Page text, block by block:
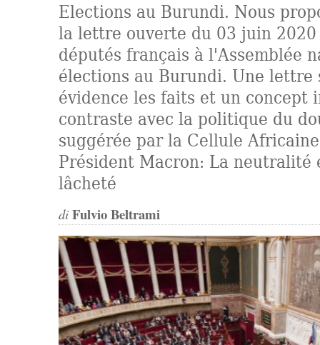
Elections au Burundi. Nous
la lettre ouverte du 03 juin
députés français à l'Assemblée
élections au Burundi. Une lettre
évidence les faits et un concept
contraste avec la politique du
suggérée par la Cellule
Président Macron: La neutralité
lâcheté
di Fulvio Beltrami